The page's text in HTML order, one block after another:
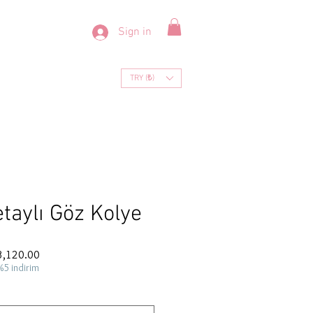
Sign in
TRY (₺)
Göz Kolye
indirim